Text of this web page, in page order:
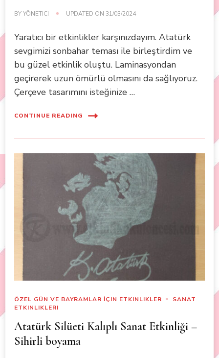
BYYÖNETICI UPDATED ON 31/03/2024
Yaratıcı bir etkinlikler karşınızdayım. Atatürk
sevgimizi sonbahar teması ile birleştirdim ve
bu güzel etkinlik oluştu. Laminasyondan
geçirerek uzun ömürlü olmasını da sağlıyoruz.
Çerçeve tasarımını isteğinize …
CONTINUE READING
ÖZEL GÜN VE BAYRAMLAR İÇIN ETKINLIKLER
SANAT
ETKINLIKLERI
Atatürk Silüeti Kalıplı Sanat Etkinliği –
Sihirli boyama